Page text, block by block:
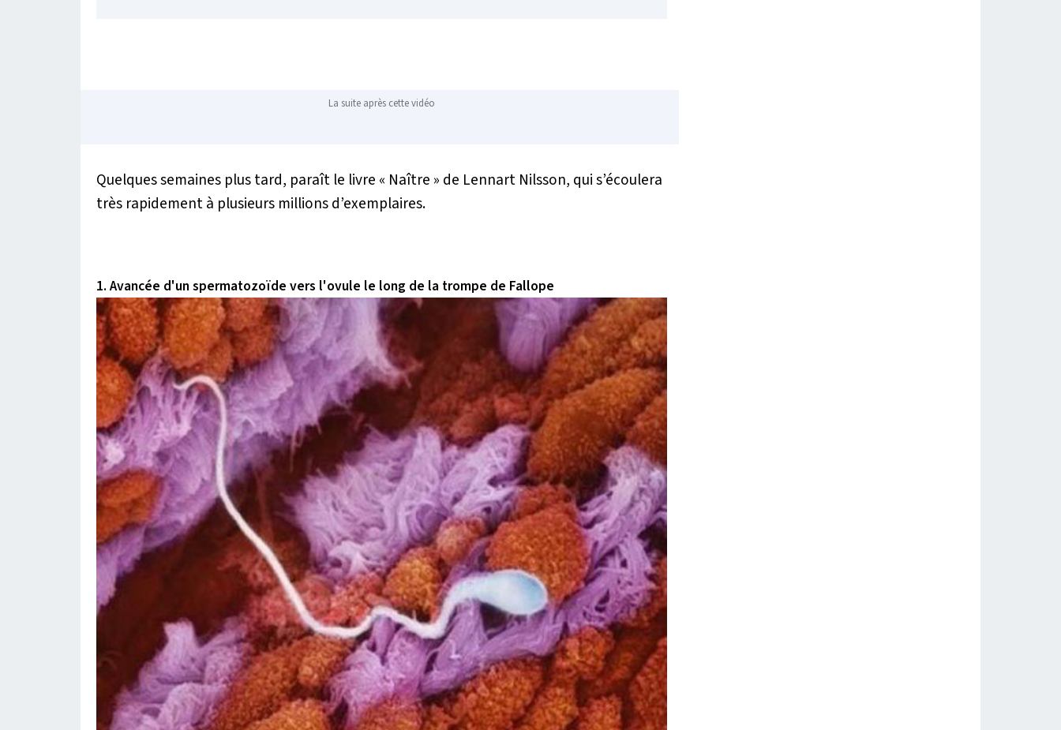
La suite après cette vidéo
Quelques semaines plus tard, paraît le livre « Naître » de Lennart Nilsson, qui s’écoulera
très rapidement à plusieurs millions d’exemplaires.
1. Avancée d'un spermatozoïde vers l'ovule le long de la trompe de Fallope